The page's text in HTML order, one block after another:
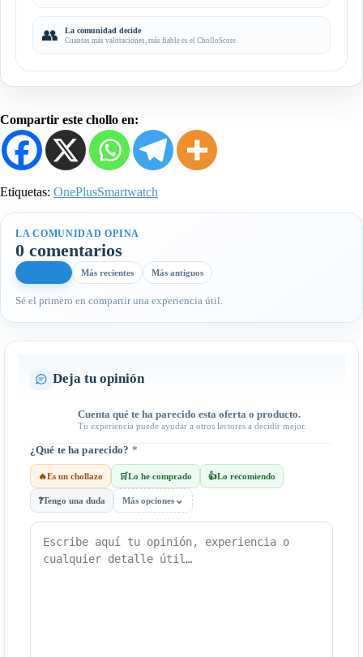
👥 La comunidad decide
Cuantas más valoraciones, más fiable es el CholloScore.
Compartir este chollo en:
Etiquetas: OnePlusSmartwatch
LA COMUNIDAD OPINA
0 comentarios
Más recientes Más antiguos
Sé el primero en compartir una experiencia útil.
Deja tu opinión
Cuenta qué te ha parecido esta oferta o producto.
Tu experiencia puede ayudar a otros lectores a decidir mejor.
¿Qué te ha parecido? *
🔥Es un chollazo 🛒Lo he comprado 👍Lo recomiendo
❓Tengo una duda Más opciones ⌄